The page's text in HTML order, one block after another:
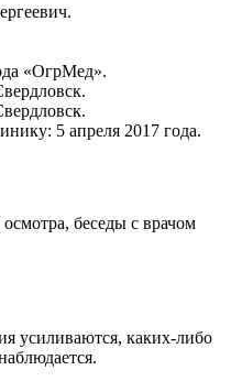
«ОгрМед».
5 апреля 2017 года.
беседы с врачом
усиливаются, каких-либо